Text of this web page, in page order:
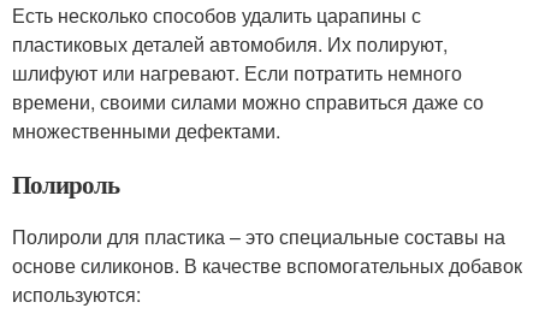
Есть несколько способов удалить царапины с
пластиковых деталей автомобиля. Их полируют,
шлифуют или нагревают. Если потратить немного
времени, своими силами можно справиться даже со
множественными дефектами.
Полироль
Полироли для пластика – это специальные составы на
основе силиконов. В качестве вспомогательных добавок
используются: